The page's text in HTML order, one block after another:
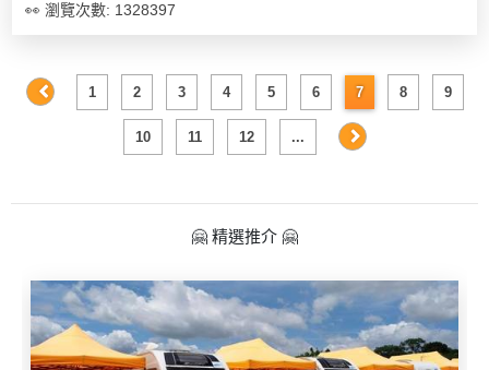
👀 瀏覽次數: 1328397
1 2 3 4 5 6 7 8 9
10 11 12 ...
🤗 精選推介 🤗